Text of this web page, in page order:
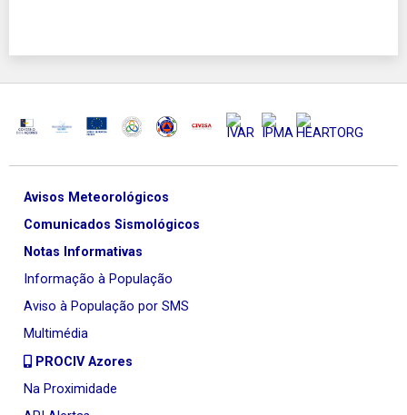
Avisos Meteorológicos
Comunicados Sismológicos
Notas Informativas
Informação à População
Aviso à População por SMS
Multimédia
PROCIV Azores
Na Proximidade